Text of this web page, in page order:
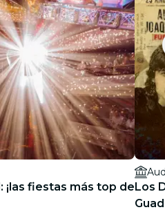
¡las fiestas más top deLos